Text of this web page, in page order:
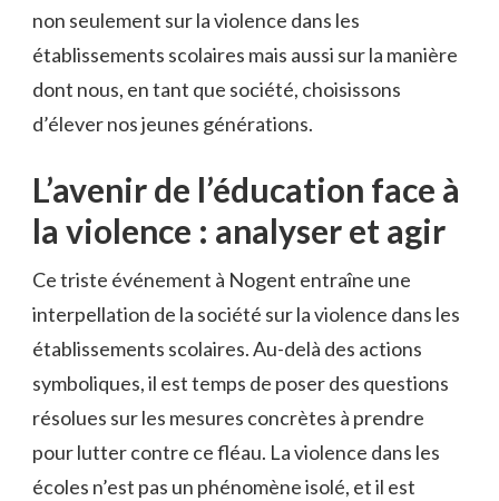
non seulement sur la violence dans les
établissements scolaires mais aussi sur la manière
dont nous, en tant que société, choisissons
d’élever nos jeunes générations.
L’avenir de l’éducation face à
la violence : analyser et agir
Ce triste événement à Nogent entraîne une
interpellation de la société sur la violence dans les
établissements scolaires. Au-delà des actions
symboliques, il est temps de poser des questions
résolues sur les mesures concrètes à prendre
pour lutter contre ce fléau. La violence dans les
écoles n’est pas un phénomène isolé, et il est